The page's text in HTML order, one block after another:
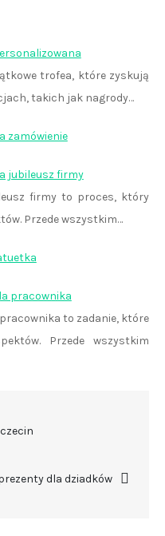
trofea, które zyskują
takich jak nagrody…
zamówienie
jubileusz firmy
firmy to proces, który
Przede wszystkim…
pracownika
to zadanie, które
Przede wszystkim
dla dziadków